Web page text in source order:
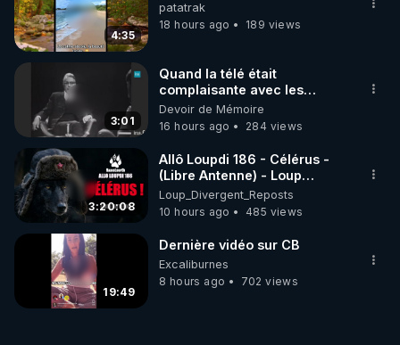
4:35
patatrak
18 hours ago
189 views
3:01
Quand la télé était
complaisante avec les
pédophiles
Devoir de Mémoire
16 hours ago
284 views
3:20:08
Allô Loupdi 186 - Célérus -
(Libre Antenne) - Loup
Divergent 2026.08.06
Loup_Divergent_Reposts
10 hours ago
485 views
19:49
Dernière vidéo sur CB
Excaliburnes
8 hours ago
702 views